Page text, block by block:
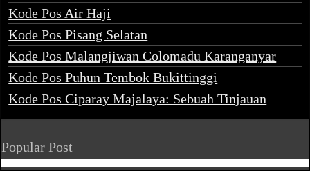
Kode Pos Air Haji
Kode Pos Pisang Selatan
Kode Pos Malangjiwan Colomadu Karanganyar
Kode Pos Puhun Tembok Bukittinggi
Kode Pos Ciparay Majalaya: Sebuah Tinjauan
Popular Post